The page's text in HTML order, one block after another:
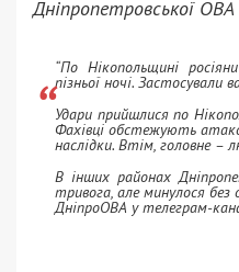
Дніпропетровської ОВА
“По Нікопольщині
пізньої ночі. Застосували
Удари прийшлися по
Фахівці обстежують
наслідки. Втім, головне –
В інших районах
тривога, але минулося без
ДніпроОВА у телеграм-